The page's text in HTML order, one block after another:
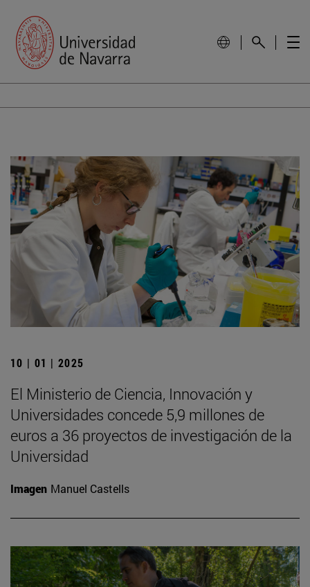
10 | 01 | 2025
El Ministerio de Ciencia, Innovación y
Universidades concede 5,9 millones de
euros a 36 proyectos de investigación de la
Universidad
Imagen Manuel Castells